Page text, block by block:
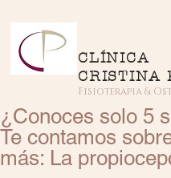
CLÍNICA
CRISTINA
Fisioterapia &
¿Conoces solo 5
Te contamos
más: La